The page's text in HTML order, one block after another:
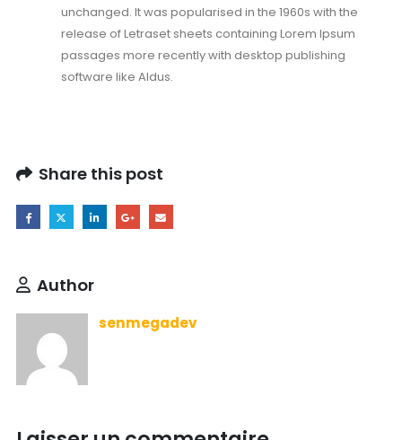
unchanged. It was popularised in the 1960s with the
release of Letraset sheets containing Lorem Ipsum
passages more recently with desktop publishing
software like Aldus.
Share this post
Author
senmegadev